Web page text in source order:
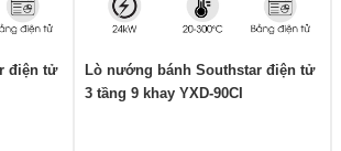
điện tử
Lò nướng bánh Southstar điện tử
3 tầng 9 khay YXD-90CI